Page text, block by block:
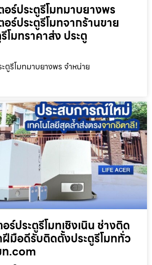
ร์ประตูรีโมทมาบยางพร
ร์ประตูรีโมทจากร้านขาย
โมทราคาส่ง ประตู
ตูรีโมทมาบยางพร จำหน่าย
ร์ประตูรีโมทเชิงเนิน ช่างติด
ฝีมือดีรับติดตั้งประตูรีโมททั่ว
ท.com